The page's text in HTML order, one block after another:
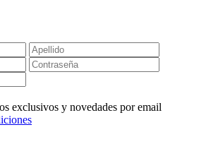
exclusivos y novedades por email